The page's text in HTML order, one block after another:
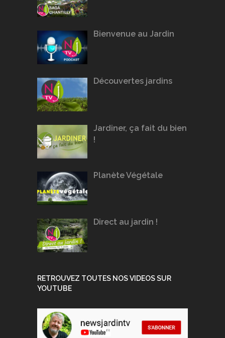
Bienvenue au Jardin
Découvertes jardins
Jardiner, ça fait du bien
!
Planète Végétale
Direct au jardin !
RETROUVEZ TOUTES NOS VIDEOS SUR
YOUTUBE